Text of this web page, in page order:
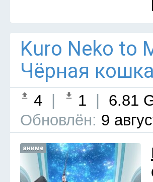
Kuro Neko to
Чёрная
4 1 6.81
Обновлён: 9
аниме